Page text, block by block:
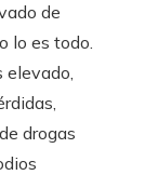
de
lo es todo.
elevado,
drogas